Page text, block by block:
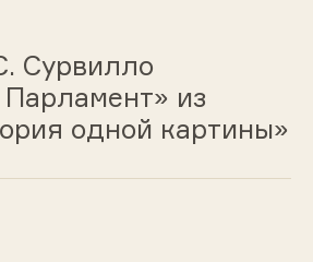
Сурвилло
из
одной картины»